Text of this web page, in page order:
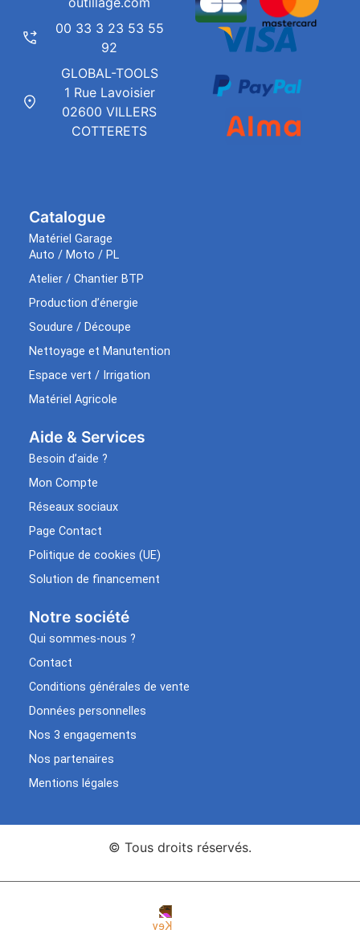
Catalogue
Matériel Garage
Auto / Moto / PL
Atelier / Chantier BTP
Production d’énergie
Soudure / Découpe
Nettoyage et Manutention
Espace vert / Irrigation
Matériel Agricole
Aide & Services​
Besoin d’aide ?
Mon Compte
Réseaux sociaux
Page Contact
Politique de cookies (UE)
Solution de financement
Notre société
Qui sommes-nous ?
Contact
Conditions générales de vente
Données personnelles
Nos 3 engagements
Nos partenaires
Mentions légales
00 33 3 23 53 55
92
GLOBAL-TOOLS
1 Rue Lavoisier
02600 VILLERS
COTTERETS
© Tous droits réservés.